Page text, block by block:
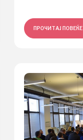
ПРОЧИТАЈ ПОВЕЌЕ